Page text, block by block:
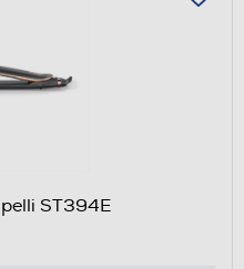
ST394E